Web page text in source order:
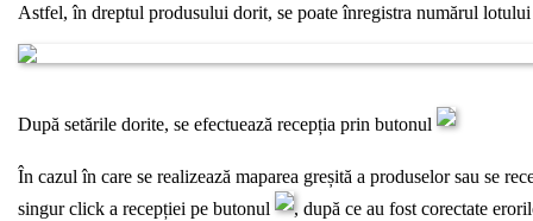
Astfel, în dreptul produsului dorit, se poate înregistra numărul
După setările dorite, se efectuează recepția prin butonul
În cazul în care se realizează maparea greșită a produselor sau se
singur click a recepției pe butonul
, după ce au fost corectate